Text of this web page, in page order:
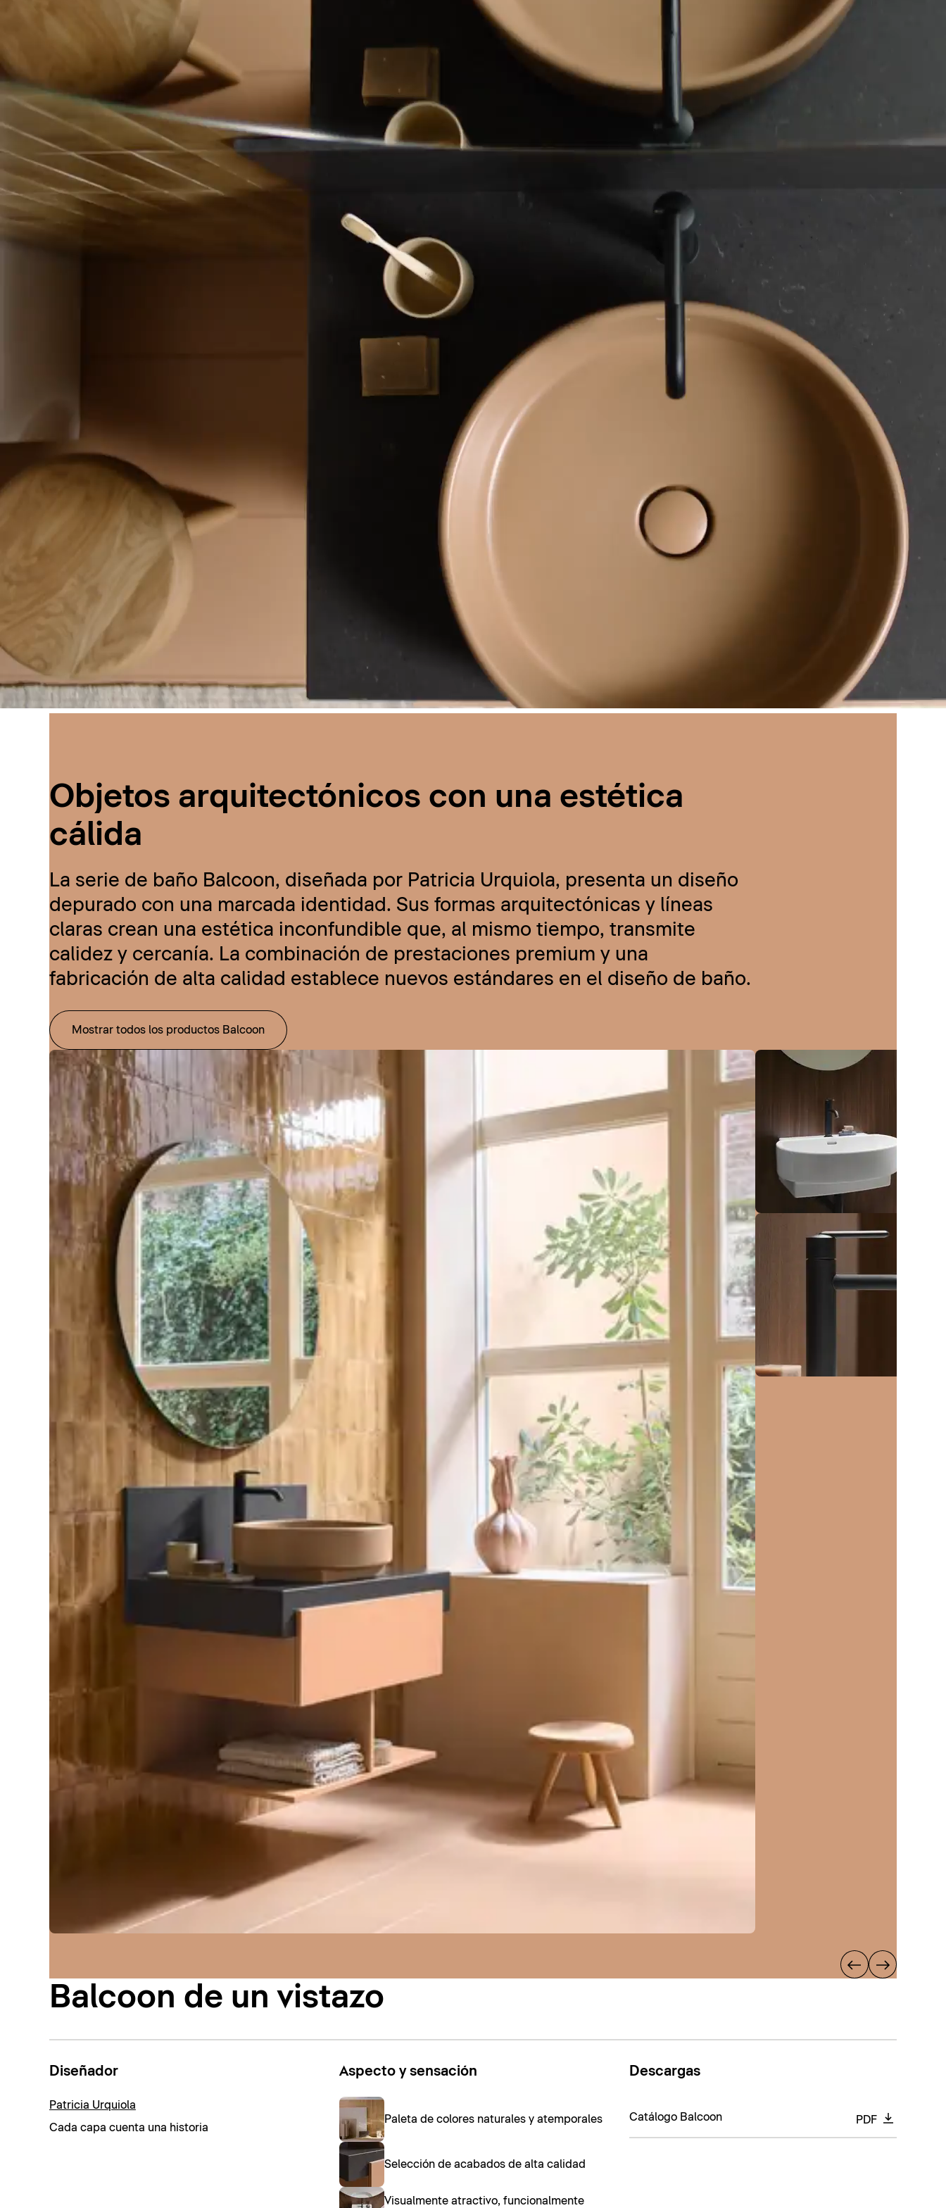
Objetos arquitectónicos con una estética
cálida
La serie de baño Balcoon, diseñada por Patricia Urquiola, presenta un diseño
depurado con una marcada identidad. Sus formas arquitectónicas y líneas
claras crean una estética inconfundible que, al mismo tiempo, transmite
calidez y cercanía. La combinación de prestaciones premium y una
fabricación de alta calidad establece nuevos estándares en el diseño de baño.
Mostrar todos los productos Balcoon
Balcoon de un vistazo
Diseñador
Patricia Urquiola
Cada capa cuenta una historia
Aspecto y sensación
Paleta de colores naturales y atemporales
Selección de acabados de alta calidad
Visualmente atractivo, funcionalmente
Descargas
Catálogo Balcoon PDF